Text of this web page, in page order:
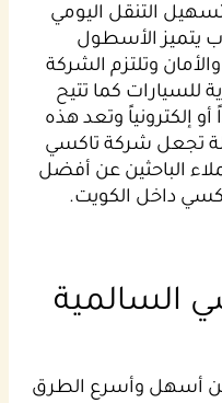
التنقل اليومي
يتميز الأسطول
وتلتزم الشركة
للسيارات كما تتيح
إلكترونياً وتعد هذه
تجعل شركة تاكسي
الباحثين عن أفضل
داخل الكويت.
السالمية
من أسهل وأسرع الطرق